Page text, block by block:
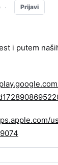
· Prijavi
i putem